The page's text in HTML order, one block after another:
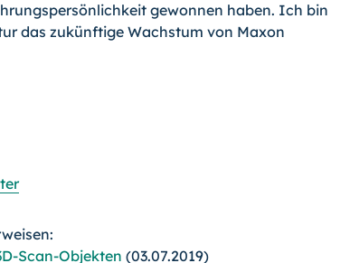
gewonnen haben. Ich bin
das zukünftige Wachstum von Maxon
Scan-Objekten (03.07.2019)